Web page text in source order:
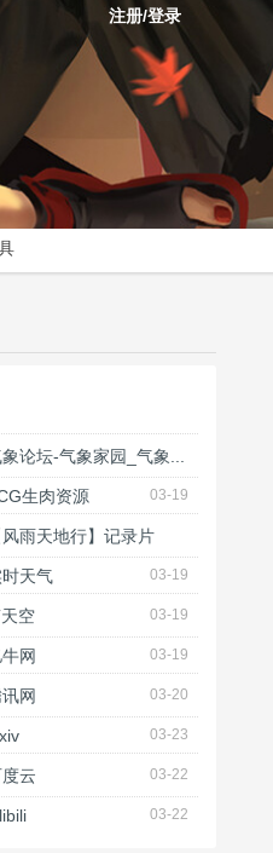
注册/登录
论坛-气象家园_气象...
03-18
生肉资源 03-19
风雨天地行】记录片
03-20
时天气 03-19
空 03-19
网 03-19
讯网 03-20
03-23
云 03-22
03-22